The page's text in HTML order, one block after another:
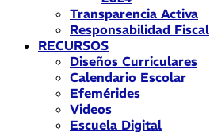
Transparencia Activa
Responsabilidad Fiscal
RECURSOS
Diseños Curriculares
Calendario Escolar
Efemérides
Videos
Escuela Digital